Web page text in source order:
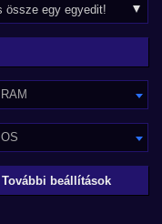
RAM
OS
További beállítások